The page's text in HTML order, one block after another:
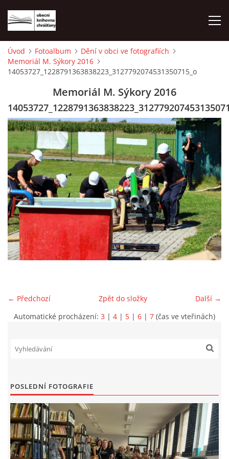
ÚVOD
LETNÍ KINO 2026
VÝPŮJČNÍ DOBA
KONTAKTY
ON-LINE KATALOG
WEBOVÁ KAMERA
VIDEA Z DRONU
"KNIHOBUDKY"
E-KNIHY DO KAŽDÉ KNIHOVNY
GRANTY A DOTACE
Úvod Fotoalbum
Dění v obci ve fotografiích
Memoriál M. Sýkory 2016
14053727_1228791363838223_3127792074531350715_o
Memoriál M. Sýkory 2016
← Předchozí Další →
Zpět do složky
Automatické procházení: 3 | 4 | 5 | 6 | 7 (čas ve vteřinách)
POSLEDNÍ FOTOGRAFIE